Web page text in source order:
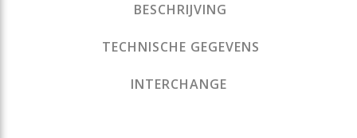
BESCHRIJVING
TECHNISCHE GEGEVENS
INTERCHANGE